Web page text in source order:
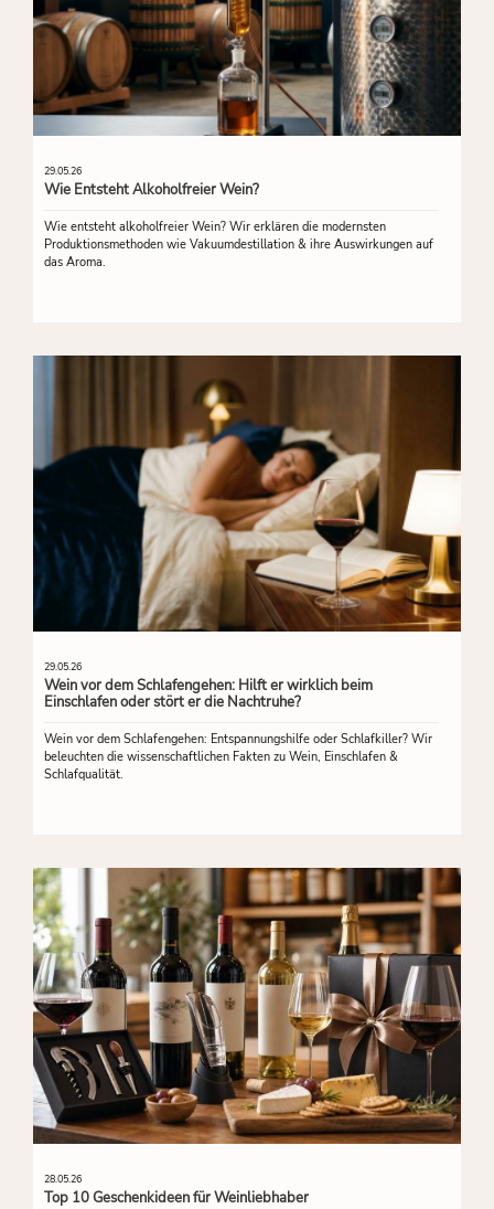
29.05.26
Wie Entsteht Alkoholfreier Wein?
Wie entsteht alkoholfreier Wein? Wir erklären die modernsten
Produktionsmethoden wie Vakuumdestillation & ihre Auswirkungen auf
das Aroma.
29.05.26
Wein vor dem Schlafengehen: Hilft er wirklich beim
Einschlafen oder stört er die Nachtruhe?
Wein vor dem Schlafengehen: Entspannungshilfe oder Schlafkiller? Wir
beleuchten die wissenschaftlichen Fakten zu Wein, Einschlafen &
Schlafqualität.
28.05.26
Top 10 Geschenkideen für Weinliebhaber